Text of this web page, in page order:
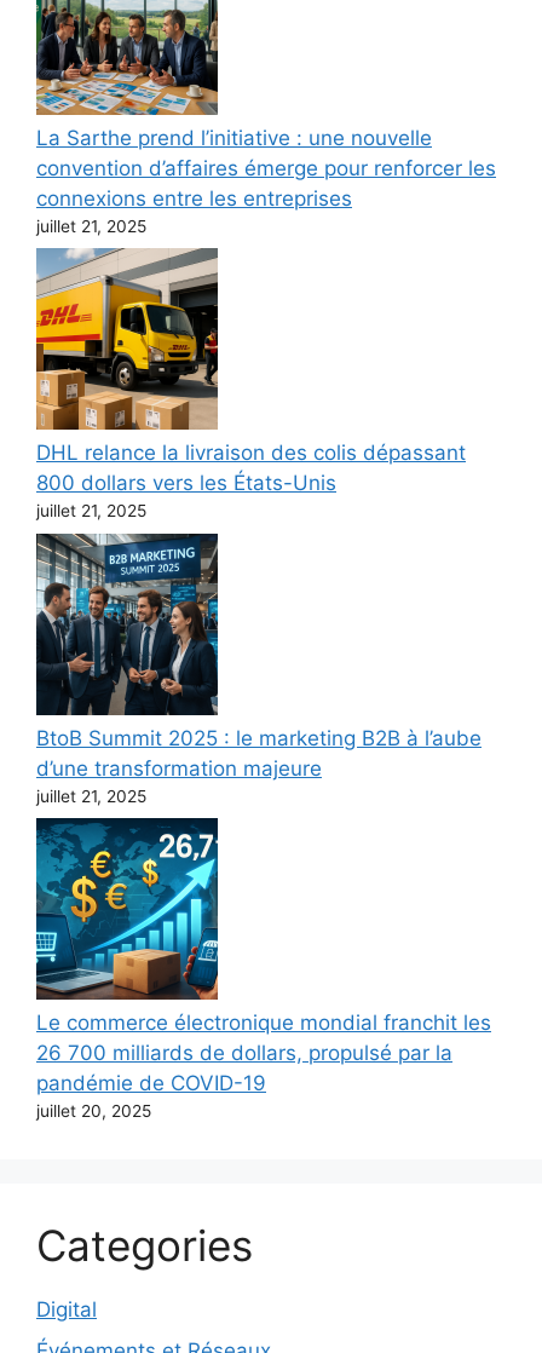
La Sarthe prend l’initiative : une nouvelle
convention d’affaires émerge pour renforcer les
connexions entre les entreprises
juillet 21, 2025
DHL relance la livraison des colis dépassant
800 dollars vers les États-Unis
juillet 21, 2025
BtoB Summit 2025 : le marketing B2B à l’aube
d’une transformation majeure
juillet 21, 2025
Le commerce électronique mondial franchit les
26 700 milliards de dollars, propulsé par la
pandémie de COVID-19
juillet 20, 2025
Categories
Digital